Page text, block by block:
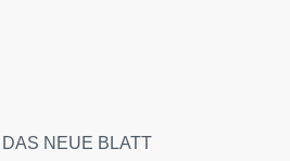
NEUE BLATT